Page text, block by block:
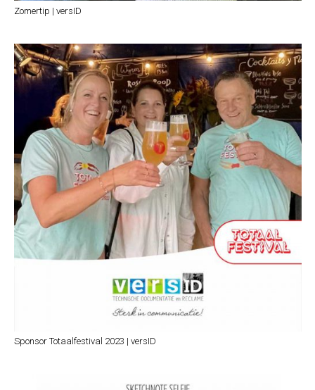
Zomertip | versID
Sponsor Totaalfestival 2023 | versID